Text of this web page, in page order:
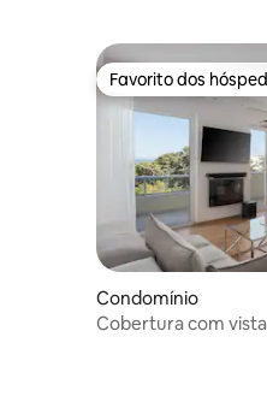
Favorito dos
Favorito dos
Condomínio
Cobertura com